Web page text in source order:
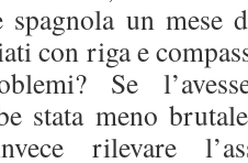
un mese
con riga e
Se
stata meno
rilevare